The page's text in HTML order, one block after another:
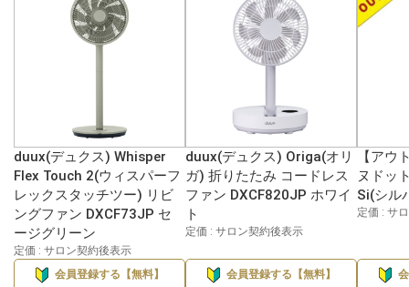
duux(デュクス) Whisper
Flex Touch 2(ウィスパーフ
レックスタッチツー) リビ
ングファン DXCF73JP セ
ージグリーン
定価 : サロン契約後表示
会員登録する【無料】
duux(デュクス) Origa(オリ
ガ) 折りたたみ コードレス
ファン DXCF820JP ホワイ
ト
定価 : サロン契約後表示
会員登録する【無料】
【アウ
ヌドッ
Si(シル
定価 : サ